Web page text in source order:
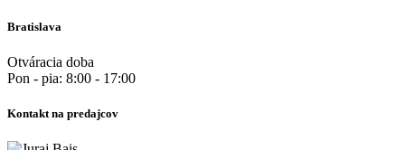
Bratislava
Otváracia doba
Pon - pia: 8:00 - 17:00
Kontakt na predajcov